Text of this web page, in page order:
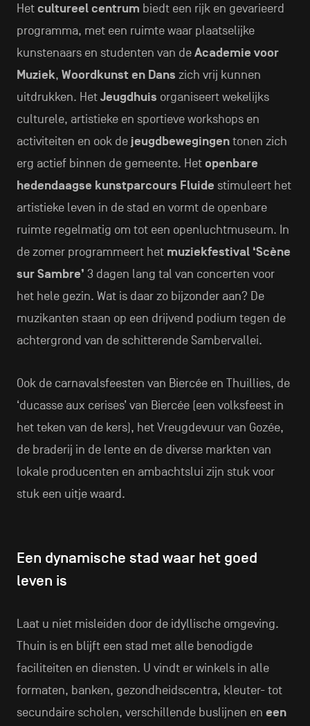
Hetcultureel centrum biedt een rijk en gevarieerd
programma, met een ruimte waar plaatselijke
kunstenaars en studenten van deAcademie voor
Muziek, Woordkunst en Dans zich vrij kunnen
uitdrukken. HetJeugdhuis organiseert wekelijks
culturele, artistieke en sportieve workshops en
activiteiten en ook de jeugdbewegingentonen zich
erg actief binnen de gemeente. Hetopenbare
hedendaagse kunstparcours Fluide stimuleert het
artistieke leven in de stad en vormt de openbare
ruimte regelmatig om tot een openluchtmuseum. In
de zomer programmeert het muziekfestival ‘Scène
sur Sambre’ 3 dagen lang tal van concerten voor
het hele gezin. Wat is daar zo bijzonder aan? De
muzikanten staan op een drijvend podium tegen de
achtergrond van de schitterende Sambervallei.
Ook de carnavalsfeesten van Biercée en Thuillies, de
‘ducasse aux cerises’ van Biercée (een volksfeest in
het teken van de kers), het Vreugdevuur van Gozée,
de braderij in de lente en de diverse markten van
lokale producenten en ambachtslui zijn stuk voor
stuk een uitje waard.
Een dynamische stad waar het goed
leven is
Laat u niet misleiden door de idyllische omgeving.
Thuin is en blijft een stad met alle benodigde
faciliteiten en diensten. U vindt er winkels in alle
formaten, banken, gezondheidscentra, kleuter- tot
secundaire scholen, verschillende buslijnen en een